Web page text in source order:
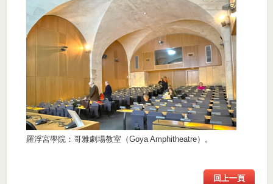
羅浮宮學院：哥雅劇場教室（Goya Amphitheatre）。
回上一頁